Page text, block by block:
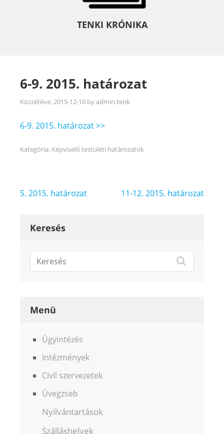
TENKI KRÓNIKA
6-9. 2015. határozat
Közzétéve:2015-12-10 byadmin.tenk
6-9. 2015. határozat >>
Kategória: Képviselő testületi határozatok
Bejegyzés
5. 2015. határozat 11-12. 2015. határozat
Keresés
Menü
Ügyintézés
Intézmények
Civil szervezetek
Üvegzseb
Nyilvántartások
Szálláshelyek